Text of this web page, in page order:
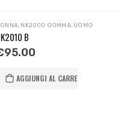
, NK2000 GOMMA, UOMO
B
95.00
AGGIUNGI AL CARRELLO